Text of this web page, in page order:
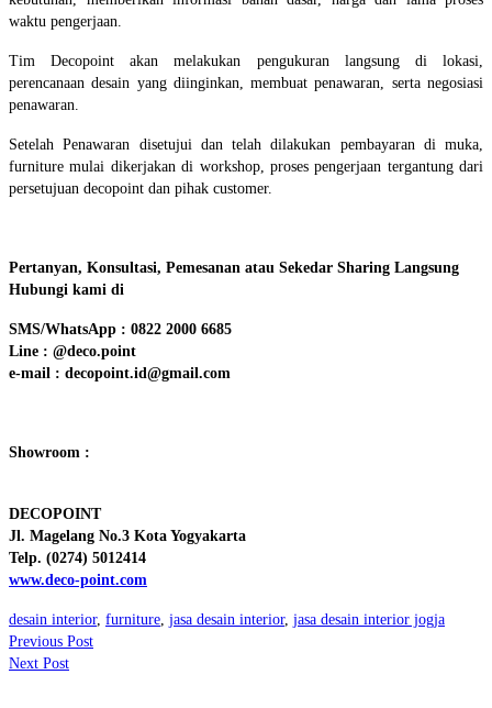
waktu pengerjaan.
Tim Decopoint akan melakukan pengukuran langsung di lokasi,
perencanaan desain yang diinginkan, membuat penawaran, serta negosiasi
penawaran.
Setelah Penawaran disetujui dan telah dilakukan pembayaran di muka,
furniture mulai dikerjakan di workshop, proses pengerjaan tergantung dari
persetujuan decopoint dan pihak customer.
Pertanyan, Konsultasi, Pemesanan atau Sekedar Sharing Langsung
Hubungi kami di
SMS/WhatsApp : 0822 2000 6685
Line : @deco.point
e-mail : decopoint.id@gmail.com
Showroom :
DECOPOINT
Jl. Magelang No.3 Kota Yogyakarta
Telp. (0274) 5012414
www.deco-point.com
desain interior, furniture, jasa desain interior, jasa desain interior jogja
Previous Post
Next Post